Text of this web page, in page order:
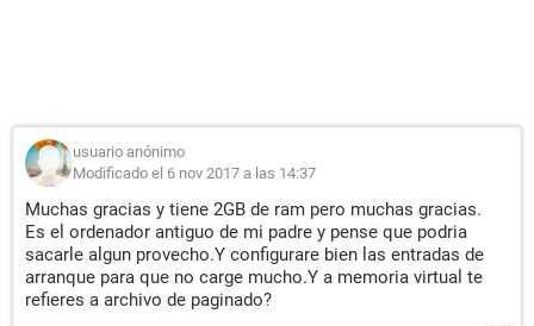
usuario anónimo
Modificado el 6 nov 2017 a las 14:37
Muchas gracias y tiene 2GB de ram pero muchas gracias.
Es el ordenador antiguo de mi padre y pense que podria
sacarle algun provecho.Y configurare bien las entradas de
arranque para que no carge mucho.Y a memoria virtual te
refieres a archivo de paginado?